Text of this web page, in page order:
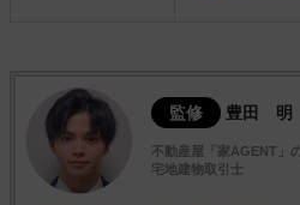
監修 豊田 明
不動産屋「家AGENT」
宅地建物取引士